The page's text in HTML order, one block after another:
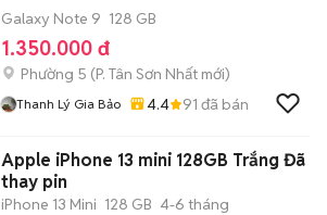
Galaxy Note 9 128 GB
1.350.000 đ
Phường 5 (P. Tân Sơn Nhất mới)
Thanh Lý Gia Bảo 4.4 91 đã bán
Apple iPhone 13 mini 128GB Trắng Đã
thay pin
iPhone 13 Mini 128 GB 4-6 tháng